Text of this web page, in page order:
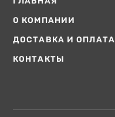
О КОМПАНИИ
ДОСТАВКА И ОПЛАТА
КОНТАКТЫ